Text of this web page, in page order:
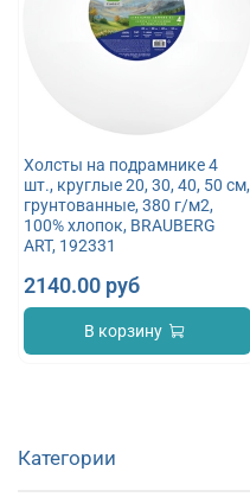
Холсты на подрамнике 4
шт., круглые 20, 30, 40, 50 см,
грунтованные, 380 г/м2,
100% хлопок, BRAUBERG
ART, 192331
2140.00 руб
В корзину
Категории